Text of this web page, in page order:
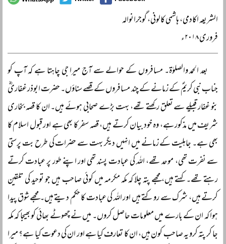
الشریعہ اکادمی، ہاشمی کالونی، گوجرانوالہ
فروری ۲۰۱۸ء
بعد الحمد والصلوٰۃ۔ مسافروں کے حوالے سے آج میرا جی چاہتا ہے کہ آپ کو
جناب نبی کریمؐ کے زمانے کے چند مسافروں کے قصے سناؤں۔ حضرت ابوذر غفاریؓ
بنو غفار قبیلے سے تعلق رکھتے تھے، بہت بڑے صحابی ہوئے ہیں۔ ان کا قصہ بخاری
شریف میں مذکور ہے، وہ خود بیان کرتے ہیں، قصہ سفر کا بھی ہے اور قبول اسلام کا
بھی ہے۔ جاہلیت کے زمانے میں انہیں دیگر بہت سے حضرات کی طرح بت پرستی
سے نفرت تھی، موحد تھے، اللہ کی عبادت پسند تھی اور اپنے طور پر عبادت کرتے
رہتے تھے۔ کہتے ہیں، مجھے پتہ چلا کہ مکہ مکرمہ میں کوئی صاحب ہیں جو توحید کی تلقین
کرتے ہیں، شرک سے روکتے ہیں اور اللہ کی عبادت کا حکم دیتے ہیں۔ مجھے شوق پیدا
ہوا کہ ان کے بارے میں معلومات حاصل کروں۔ میں نے چھوٹے بھائی کو بھیجا کہ مکہ
جا کر پتہ کرو یہ صاحب کون ہیں، ان کا تعارف کیا ہے اور ان کی دعوت کیا ہے؟ میرا